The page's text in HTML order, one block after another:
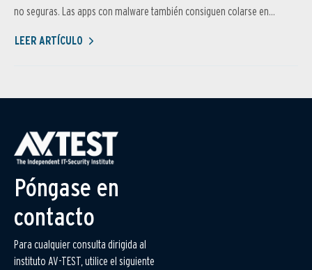
no seguras. Las apps con malware también consiguen colarse en...
LEER ARTÍCULO
Póngase en
contacto
Para cualquier consulta dirigida al
instituto AV-TEST, utilice el siguiente